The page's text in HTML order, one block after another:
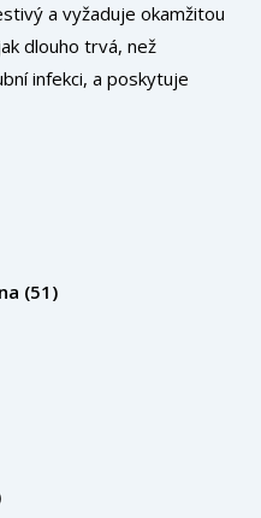
a vyžaduje okamžitou
dlouho trvá, než
infekci, a poskytuje
prevenci zánětu zubu.
(51)